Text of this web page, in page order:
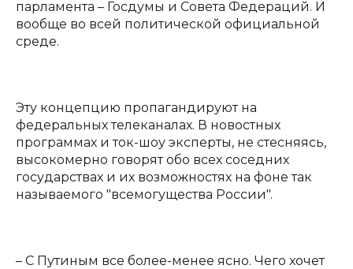
парламента – Госдумы и Совета Федераций. И
вообще во всей политической официальной
среде.
Эту концепцию пропагандируют на
федеральных телеканалах. В новостных
программах и ток-шоу эксперты, не стесняясь,
высокомерно говорят обо всех соседних
государствах и их возможностях на фоне так
называемого "всемогущества России".
– С Путиным все более-менее ясно. Чего хочет